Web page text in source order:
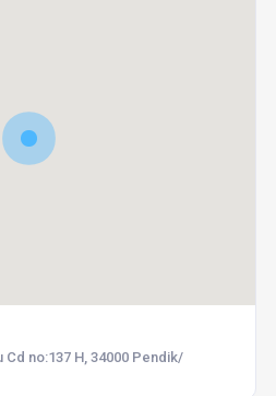
Cd no:137 H, 34000 Pendik/